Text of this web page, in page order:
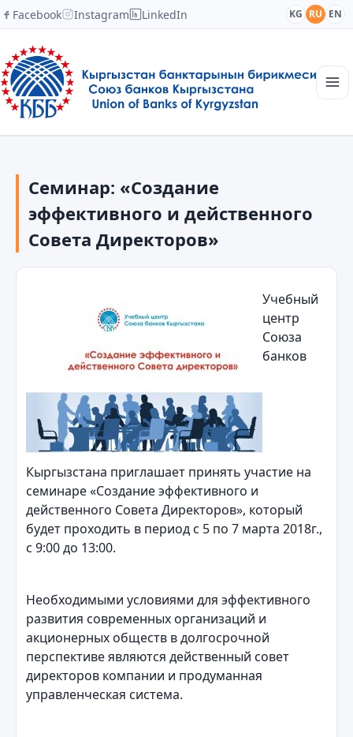
Facebook Instagram LinkedIn KG RU EN
Новости
Академия
Члены и партнеры
Сотрудничество
Контакты
Семинар: «Создание
эффективного и действенного
Совета Директоров»
Учебный
центр
Союза
банков
Кыргызстана приглашает принять участие на
семинаре «Создание эффективного и
действенного Совета Директоров», который
будет проходить в период с 5 по 7 марта 2018г.,
с 9:00 до 13:00.
Необходимыми условиями для эффективного
развития современных организаций и
акционерных обществ в долгосрочной
перспективе являются действенный совет
директоров компании и продуманная
управленческая система.